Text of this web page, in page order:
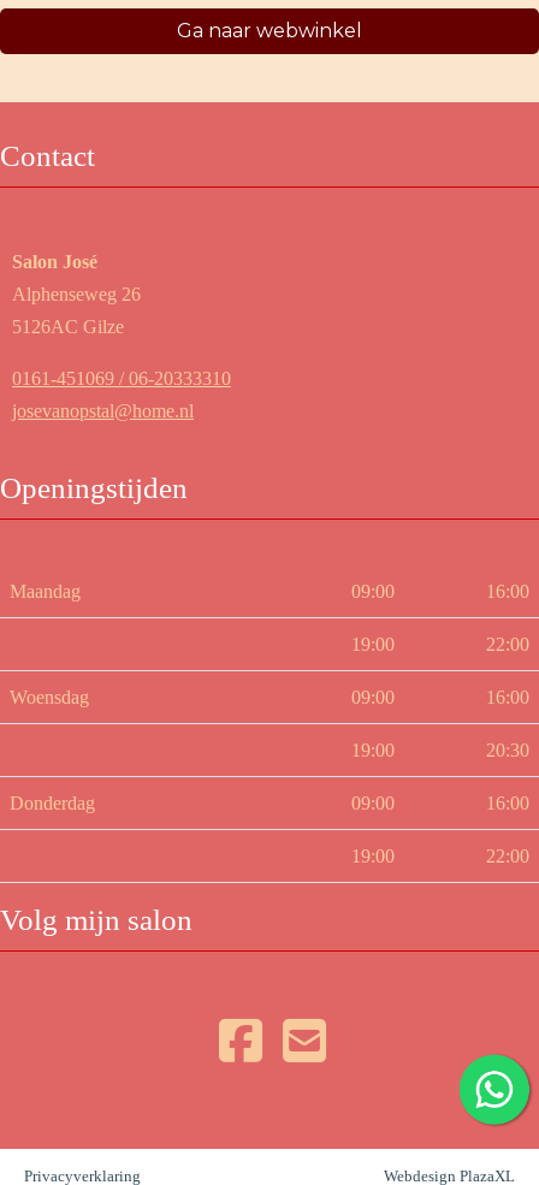
Ga naar webwinkel
Contact
Salon José
Alphenseweg 26
5126AC Gilze
0161-451069 / 06-20333310
josevanopstal@home.nl
Openingstijden
Maandag 09:00 16:00
19:00 22:00
Woensdag 09:00 16:00
19:00 20:30
Donderdag 09:00 16:00
19:00 22:00
Volg mijn salon
Privacyverklaring Webdesign PlazaXL